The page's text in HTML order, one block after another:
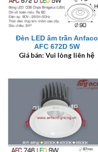
Đèn LED âm trần Anfaco
AFC 672D 5W
Giá bán: Vui lòng liên hệ